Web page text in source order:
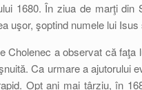
1680. În ziua de marţi
uşor, şoptind numele lui
Cholenec a observat că
Ca urmare a ajutorului
Opt ani mai târziu, în